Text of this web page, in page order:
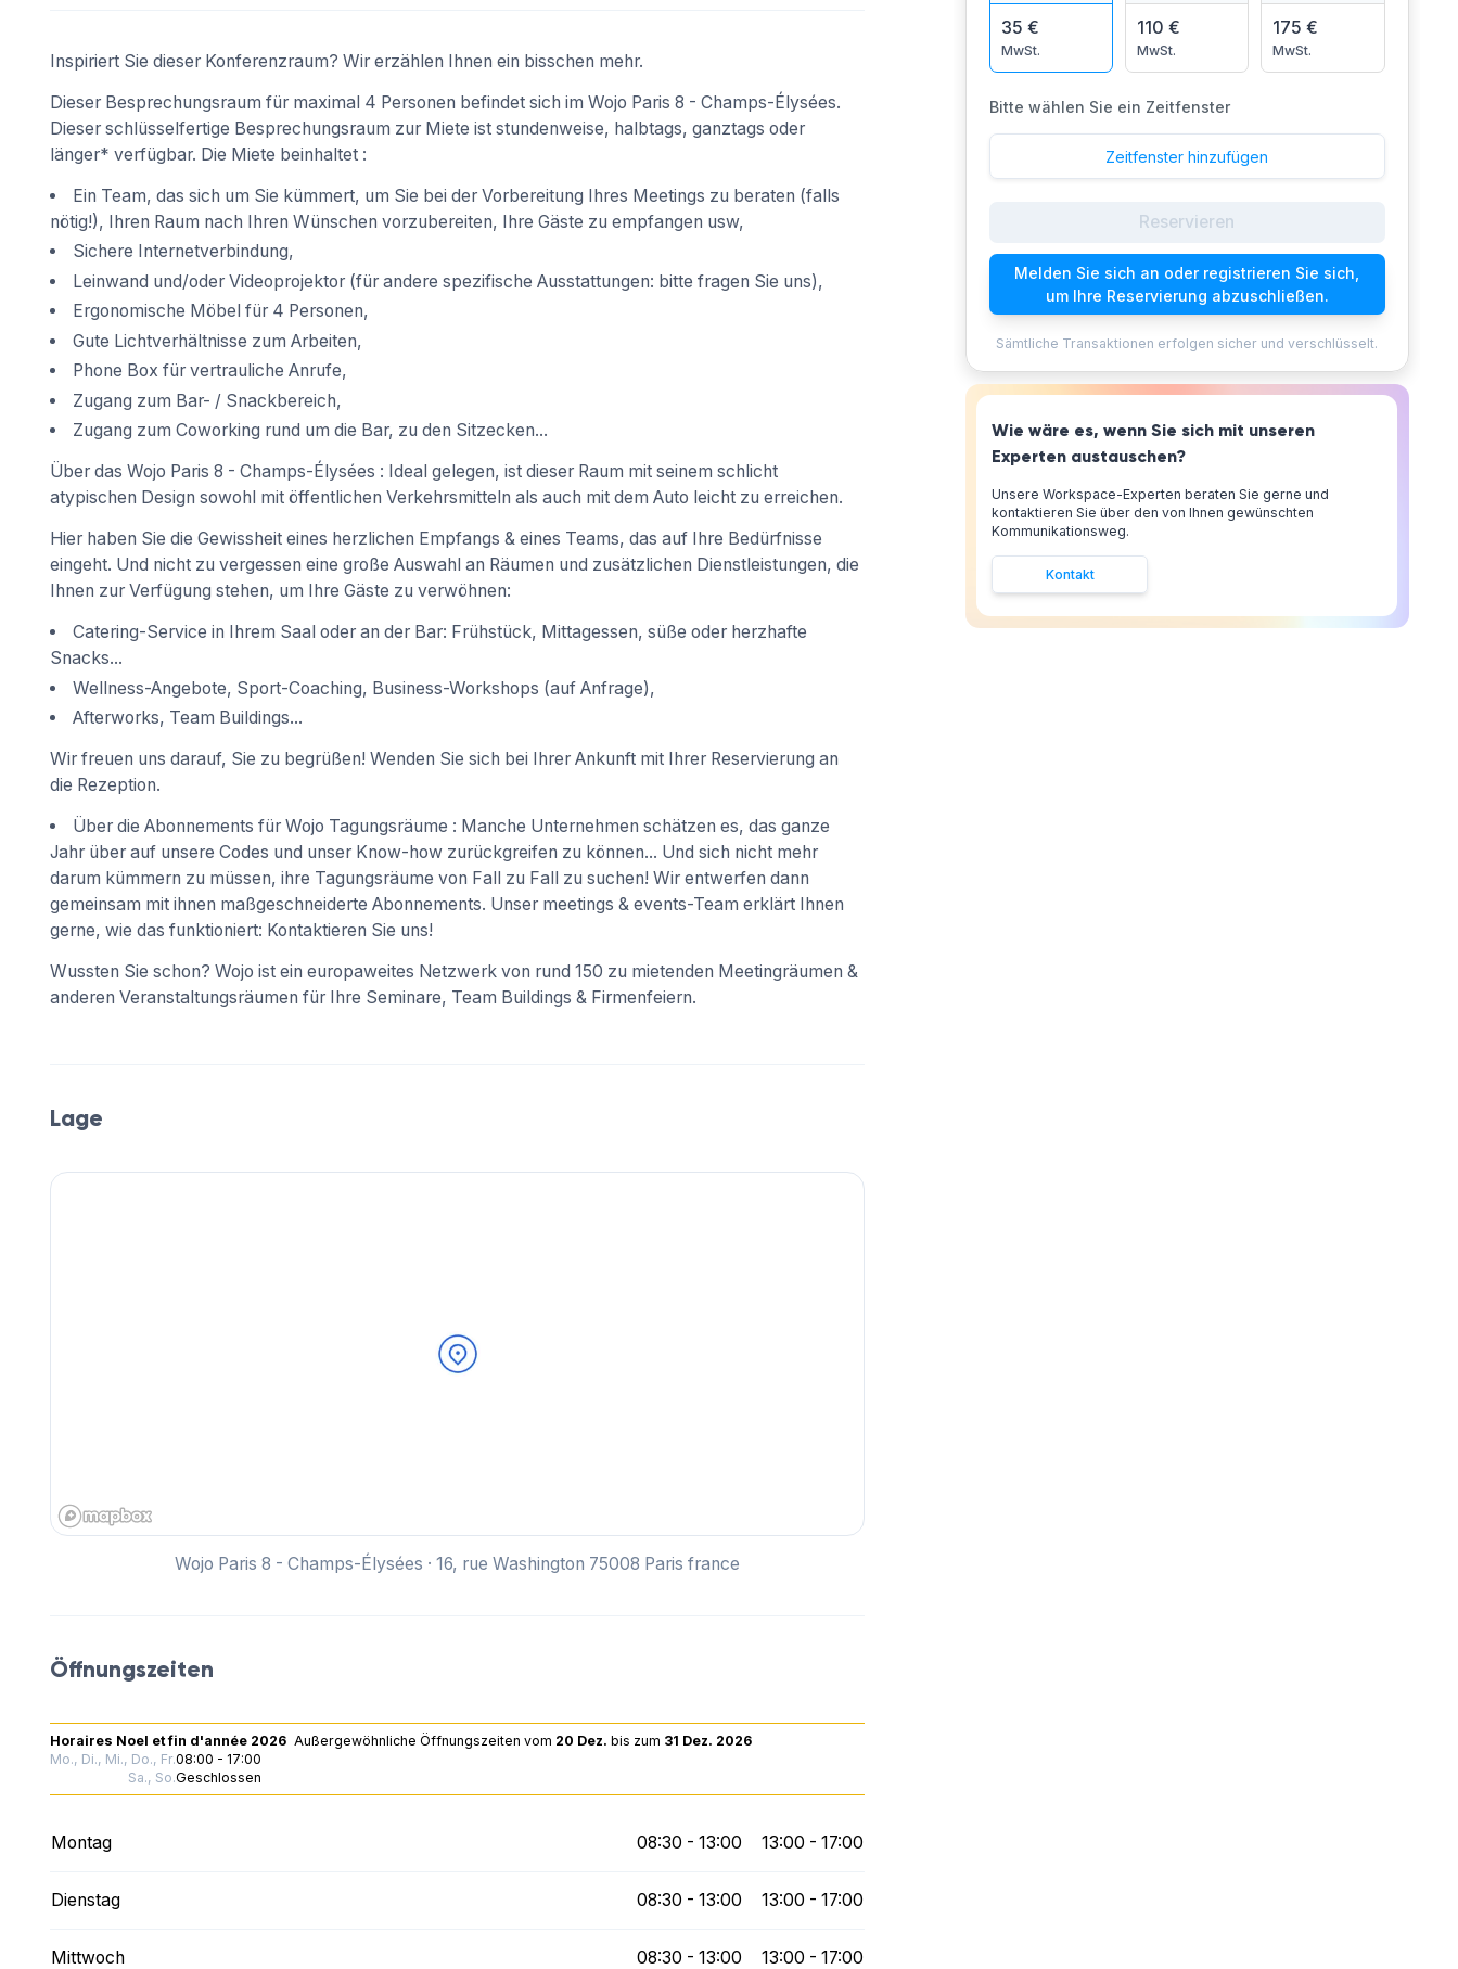
Inspiriert Sie dieser Konferenzraum? Wir erzählen Ihnen ein bisschen mehr.
Dieser Besprechungsraum für maximal 4 Personen befindet sich im Wojo Paris 8 - Champs-Élysées.
Dieser schlüsselfertige Besprechungsraum zur Miete ist stundenweise, halbtags, ganztags oder
länger* verfügbar. Die Miete beinhaltet :
Ein Team, das sich um Sie kümmert, um Sie bei der Vorbereitung Ihres Meetings zu beraten (falls
nötig!), Ihren Raum nach Ihren Wünschen vorzubereiten, Ihre Gäste zu empfangen usw,
Sichere Internetverbindung,
Leinwand und/oder Videoprojektor (für andere spezifische Ausstattungen: bitte fragen Sie uns),
Ergonomische Möbel für 4 Personen,
Gute Lichtverhältnisse zum Arbeiten,
Phone Box für vertrauliche Anrufe,
Zugang zum Bar- / Snackbereich,
Zugang zum Coworking rund um die Bar, zu den Sitzecken...
Über das Wojo Paris 8 - Champs-Élysées : Ideal gelegen, ist dieser Raum mit seinem schlicht
atypischen Design sowohl mit öffentlichen Verkehrsmitteln als auch mit dem Auto leicht zu erreichen.
Hier haben Sie die Gewissheit eines herzlichen Empfangs & eines Teams, das auf Ihre Bedürfnisse
eingeht. Und nicht zu vergessen eine große Auswahl an Räumen und zusätzlichen Dienstleistungen, die
Ihnen zur Verfügung stehen, um Ihre Gäste zu verwöhnen:
Catering-Service in Ihrem Saal oder an der Bar: Frühstück, Mittagessen, süße oder herzhafte
Snacks...
Wellness-Angebote, Sport-Coaching, Business-Workshops (auf Anfrage),
Afterworks, Team Buildings...
Wir freuen uns darauf, Sie zu begrüßen! Wenden Sie sich bei Ihrer Ankunft mit Ihrer Reservierung an
die Rezeption.
Über die Abonnements für Wojo Tagungsräume : Manche Unternehmen schätzen es, das ganze
Jahr über auf unsere Codes und unser Know-how zurückgreifen zu können... Und sich nicht mehr
darum kümmern zu müssen, ihre Tagungsräume von Fall zu Fall zu suchen! Wir entwerfen dann
gemeinsam mit ihnen maßgeschneiderte Abonnements. Unser meetings & events-Team erklärt Ihnen
gerne, wie das funktioniert: Kontaktieren Sie uns!
Wussten Sie schon? Wojo ist ein europaweites Netzwerk von rund 150 zu mietenden Meetingräumen &
anderen Veranstaltungsräumen für Ihre Seminare, Team Buildings & Firmenfeiern.
Lage
Wojo Paris 8 - Champs-Élysées · 16, rue Washington 75008 Paris france
Öffnungszeiten
Horaires Noel et fin d'année 2026 Außergewöhnliche Öffnungszeiten vom 20 Dez. bis zum 31 Dez. 2026
Mo., Di., Mi., Do., Fr.08:00 - 17:00
Sa., So.Geschlossen
Montag 08:30 - 13:00 13:00 - 17:00
Dienstag 08:30 - 13:00 13:00 - 17:00
Mittwoch 08:30 - 13:00 13:00 - 17:00
35 €
MwSt.
110 €
MwSt.
175 €
MwSt.
Bitte wählen Sie ein Zeitfenster
Zeitfenster hinzufügen
Reservieren
Melden Sie sich an oder registrieren Sie sich,
um Ihre Reservierung abzuschließen.
Sämtliche Transaktionen erfolgen sicher und verschlüsselt.
Wie wäre es, wenn Sie sich mit unseren
Experten austauschen?
Unsere Workspace-Experten beraten Sie gerne und
kontaktieren Sie über den von Ihnen gewünschten
Kommunikationsweg.
Kontakt